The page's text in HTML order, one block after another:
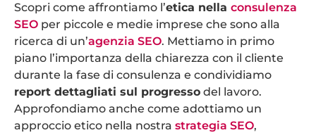
Scopri come affrontiamo l’etica nella consulenza
SEO per piccole e medie imprese che sono alla
ricerca di un’agenzia SEO. Mettiamo in primo
piano l’importanza della chiarezza con il cliente
durante la fase di consulenza e condividiamo
report dettagliati sul progresso del lavoro.
Approfondiamo anche come adottiamo un
approccio etico nella nostra strategia SEO,